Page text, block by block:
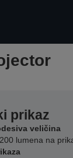
prikaz
veličina
lumena na